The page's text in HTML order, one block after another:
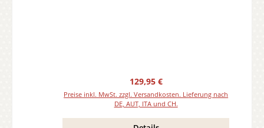
Regulärer Preis:
129,95 €
Preise inkl. MwSt. zzgl. Versandkosten. Lieferung nach
DE, AUT, ITA und CH.